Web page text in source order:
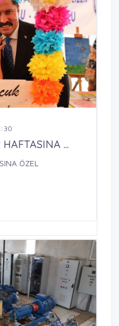
...
ÖZEL